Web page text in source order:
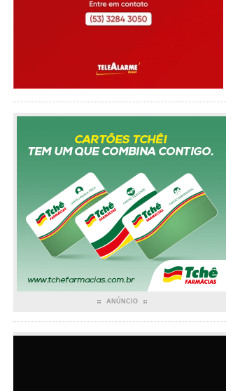
ANÚNCIO